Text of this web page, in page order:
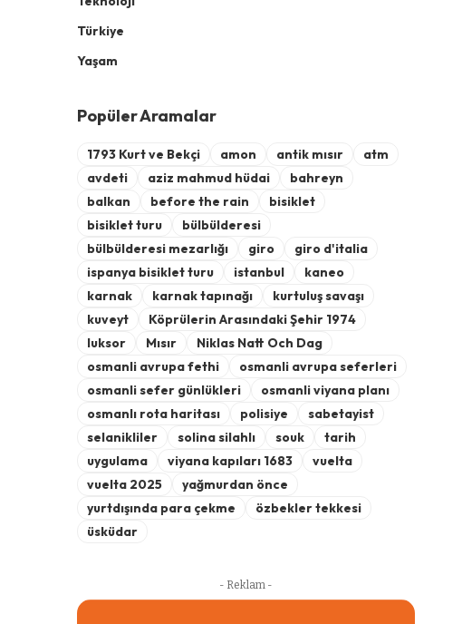
Türkiye
Yaşam
Popüler Aramalar
1793 Kurt ve Bekçi amon antik mısır
atm
avdeti
aziz mahmud hüdai
bahreyn
balkan
before the rain
bisiklet
bisiklet turu
bülbülderesi
bülbülderesi mezarlığı
giro
giro d'italia
ispanya bisiklet turu
istanbul
kaneo
karnak
karnak tapınağı
kurtuluş savaşı
kuveyt
Köprülerin Arasındaki Şehir 1974
luksor
Mısır
Niklas Natt Och Dag
osmanli avrupa fethi
osmanli avrupa seferleri
osmanli sefer günlükleri
osmanli viyana planı
osmanlı rota haritası
polisiye
sabetayist
selanikliler
solina silahlı souk
tarih
uygulama
viyana kapıları 1683
vuelta
vuelta 2025
yağmurdan önce
yurtdışında para çekme
özbekler tekkesi
üsküdar
- Reklam -